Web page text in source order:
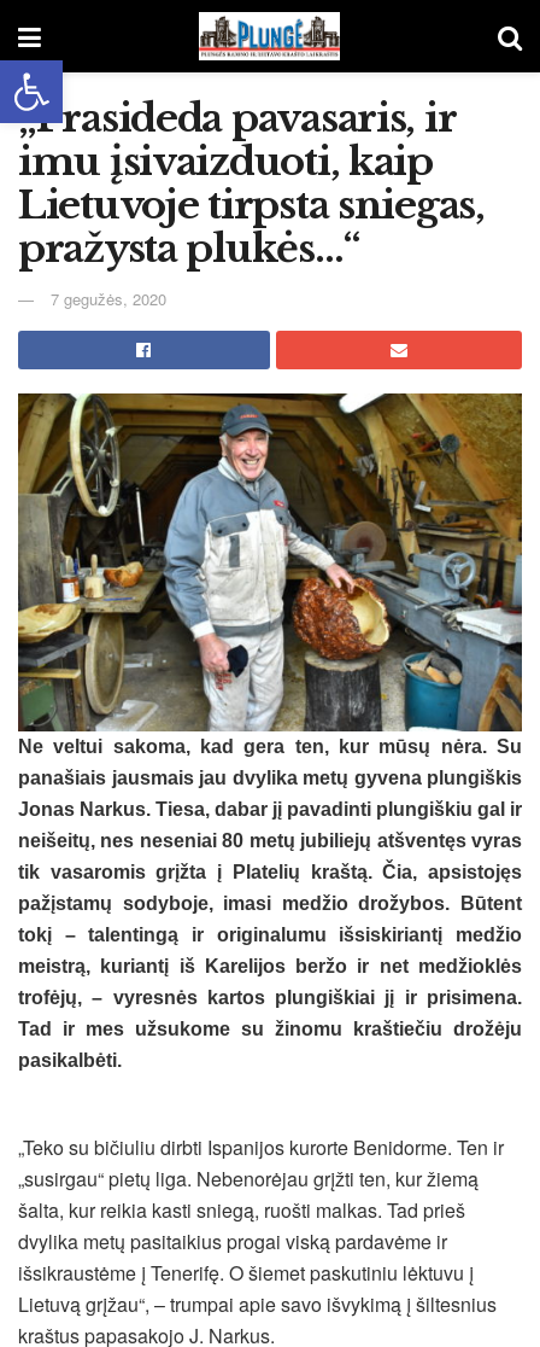
Open toolbar
„Prasideda pavasaris, ir
imu įsivaizduoti, kaip
Lietuvoje tirpsta sniegas,
pražysta plukės…“
7 gegužės, 2020
Ne veltui sakoma, kad gera ten, kur mūsų nėra. Su
panašiais jausmais jau dvylika metų gyvena plungiškis
Jonas Narkus. Tiesa, dabar jį pavadinti plungiškiu gal ir
neišeitų, nes neseniai 80 metų jubiliejų atšventęs vyras
tik vasaromis grįžta į Platelių kraštą. Čia, apsistojęs
pažįstamų sodyboje, imasi medžio drožybos. Būtent
tokį – talentingą ir originalumu išsiskiriantį medžio
meistrą, kuriantį iš Karelijos beržo ir net medžioklės
trofėjų, – vyresnės kartos plungiškiai jį ir prisimena.
Tad ir mes užsukome su žinomu kraštiečiu drožėju
pasikalbėti.
„Teko su bičiuliu dirbti Ispanijos kurorte Benidorme. Ten ir
„susirgau“ pietų liga. Nebenorėjau grįžti ten, kur žiemą
šalta, kur reikia kasti sniegą, ruošti malkas. Tad prieš
dvylika metų pasitaikius progai viską pardavėme ir
išsikraustėme į Tenerifę. O šiemet paskutiniu lėktuvu į
Lietuvą grįžau“, – trumpai apie savo išvykimą į šiltesnius
kraštus papasakojo J. Narkus.